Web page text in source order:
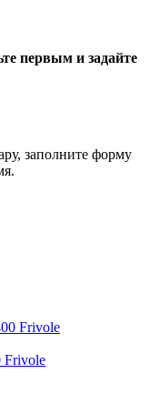
первым и задайте
заполните форму
Frivole